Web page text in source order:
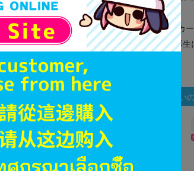
「電池」は原則として保証対象外となります。
ゲーム機本体には、SDカードなどのメモリーカ
ディスク類の読み取り面のキズに関しまして再
※詳細につきましてはコチラ
状態違い
状態 :
オンライン